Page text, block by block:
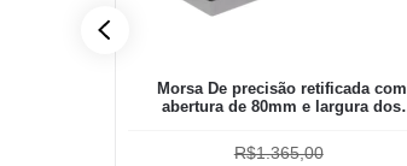
Morsa De precisão retificada com
abertura de 80mm e largura dos
R$1.365,00